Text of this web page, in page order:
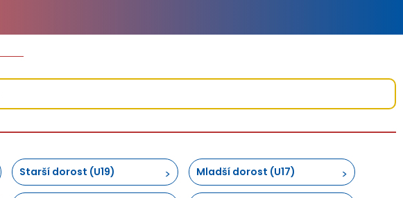
Starší dorost (U19) Mladší dorost (U17)